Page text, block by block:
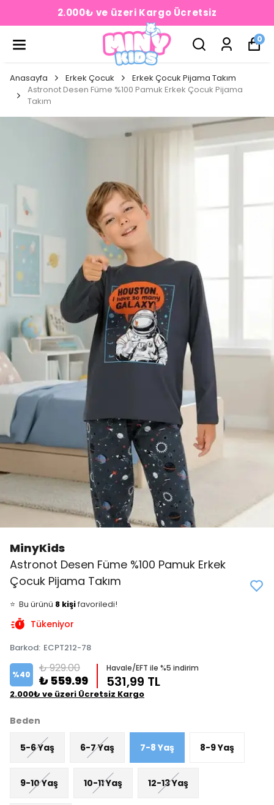
2.000₺ ve üzeri Kargo Ücretsiz
0
Anasayfa Erkek Çocuk
Erkek Çocuk Pijama Takım
Astronot Desen Füme %100 Pamuk Erkek Çocuk Pijama
Takım
MinyKids
Astronot Desen Füme %100 Pamuk Erkek
Çocuk Pijama Takım
👀 1 kişi
⭐️ Bu ürünü 8 kişifavoriledi!
🛒 5 kişisepetine ekledi!
Bugün 2 adet
Tükeniyor
Barkod: ECPT212-78
%40 ₺ 929.00
₺ 559.99
Havale/EFT ile %5 indirim
531,99 TL
2.000₺ ve üzeri Ücretsiz Kargo
Beden
5-6 Yaş 6-7 Yaş 7-8 Yaş 8-9 Yaş
9-10 Yaş 10-11 Yaş 12-13 Yaş